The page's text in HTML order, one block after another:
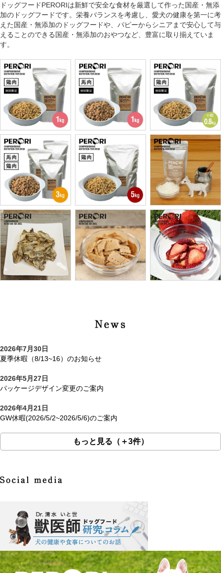
2026年7月30日
夏季休暇（8/13~16）のお知らせ
2026年5月27日
パッケージデザイン変更のご案内
2026年4月21日
GW休暇(2026/5/2~2026/5/6)のご案内
もっと見る（＋3件）
ドッグフードPERORIは新鮮で安全な食材を厳選して作った国産・無添
加のドッグフードです。栄養バランスを考慮し、愛犬の健康を第一に考
えた国産・無添加のドッグフードや、パピーからシニアまで安心して与
えることのできる国産・無添加のおやつなど、豊富に取り揃えていま
す。